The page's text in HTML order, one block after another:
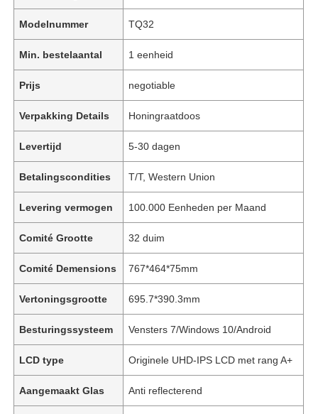
Modelnummer TQ32
Min. bestelaantal 1 eenheid
Prijs negotiable
Verpakking Details Honingraatdoos
Levertijd 5-30 dagen
Betalingscondities T/T, Western Union
Levering vermogen 100.000 Eenheden per Maand
Comité Grootte 32 duim
Comité Demensions 767*464*75mm
Vertoningsgrootte 695.7*390.3mm
Besturingssysteem Vensters 7/Windows 10/Android
LCD type Originele UHD-IPS LCD met rang A+
Aangemaakt Glas Anti reflecterend